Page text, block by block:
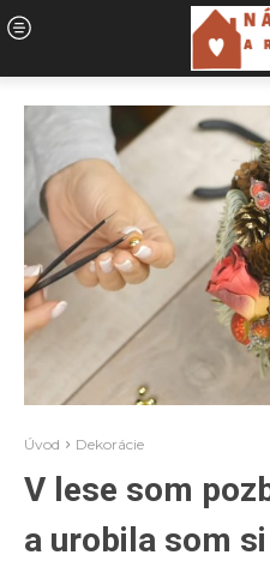
Úvod Dekorácie
V lese som
a urobila som